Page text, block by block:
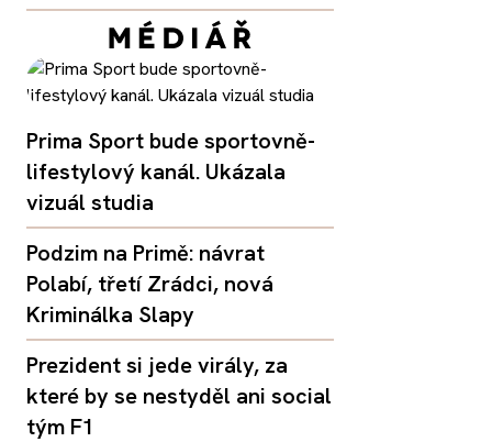
Prima Sport bude sportovně-
lifestylový kanál. Ukázala
vizuál studia
Podzim na Primě: návrat
Polabí, třetí Zrádci, nová
Kriminálka Slapy
Prezident si jede virály, za
které by se nestyděl ani social
tým F1